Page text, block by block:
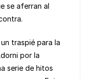
se aferran al
traspié para la
por la
serie de hitos